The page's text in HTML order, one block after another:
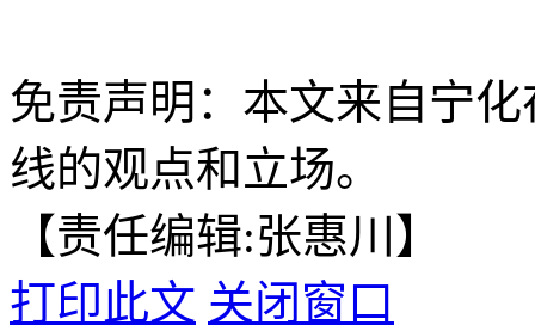
免责声明：本文来自宁
线的观点和立场。
【责任编辑:张惠川】
打印此文 关闭窗口